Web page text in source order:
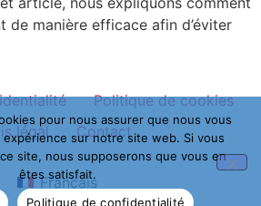
de manière efficace afin d’éviter
Politique de cookies
légal
Contact
Français
pour nous assurer que nous vous
sur notre site web. Si vous
site, nous supposerons que vous en
êtes satisfait.
Politique de confidentialité